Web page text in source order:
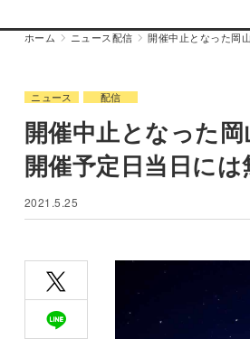
ホーム ニュース配信 開催中止となった岡
ニュース 配信
開催中止となった
開催予定日当日には
2021.5.25